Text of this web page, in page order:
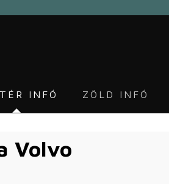
INFÓ ZÖLD INFÓ
Volvo